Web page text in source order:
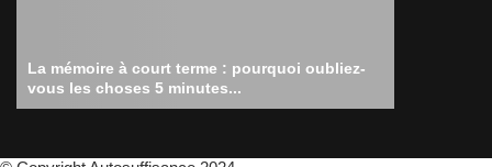
La mémoire à court terme : pourquoi oubliez-
vous les choses 5 minutes...